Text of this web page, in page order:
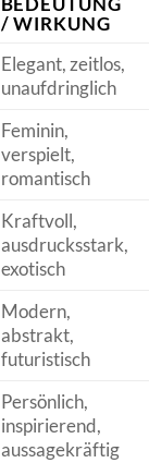
/ WIRKUNG
Elegant, zeitlos,
unaufdringlich
Feminin,
verspielt,
romantisch
Kraftvoll,
ausdrucksstark,
exotisch
Modern,
abstrakt,
futuristisch
Persönlich,
inspirierend,
aussagekräftig